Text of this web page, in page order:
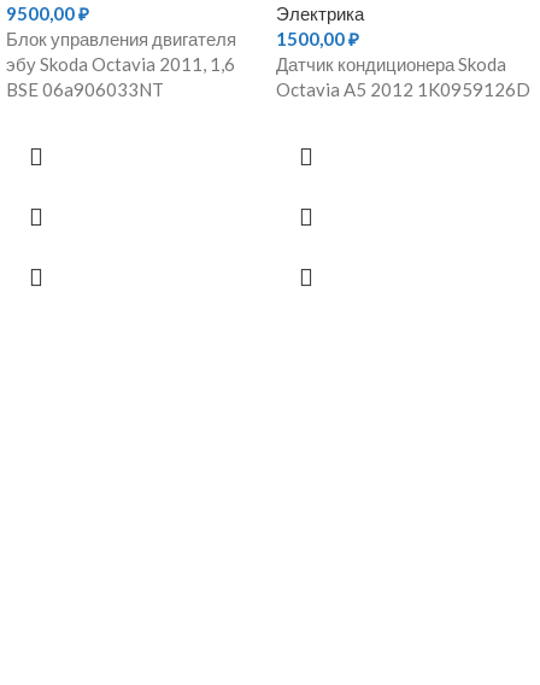
9500,00₽
Блок управления двигателя
эбу Skoda Octavia 2011, 1,6
BSE 06a906033NT
Электрика
1500,00₽
Датчик кондиционера Skoda
Octavia A5 2012 1K0959126D